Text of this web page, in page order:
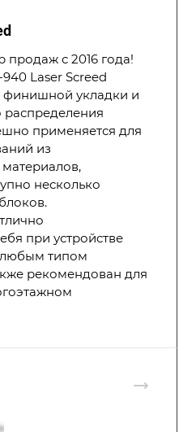
с 2016 года!
Laser Screed
финишной укладки и
распределения
применяется для
из
несколько
при устройстве
любым типом
рекомендован для